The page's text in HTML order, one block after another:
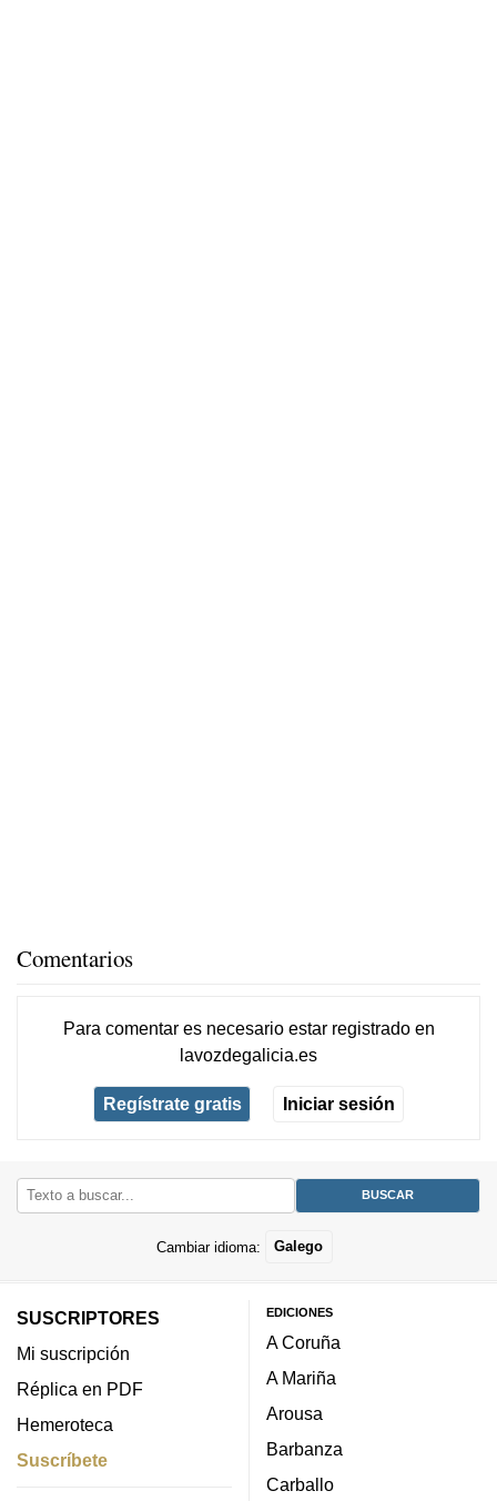
Comentarios
Para comentar es necesario estar registradoen
lavozdegalicia.es
Regístrate gratis Iniciar sesión
Cambiar idioma: Galego
SUSCRIPTORES
Mi suscripción
Réplica en PDF
Hemeroteca
Suscríbete
EDICIONES
A Coruña
A Mariña
Arousa
Barbanza
Carballo